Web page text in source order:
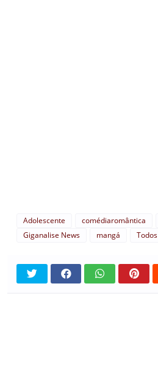
Adolescente comédiaromântica
Giganalise News
mangá Todos